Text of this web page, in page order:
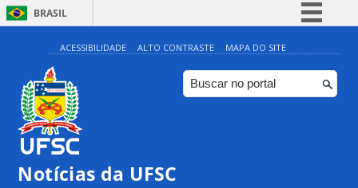
BRASIL
Simplifique!
Comunica BR
Participe
ACESSIBILIDADE ALTO CONTRASTE MAPA DO SITE
Notícias da UFSC